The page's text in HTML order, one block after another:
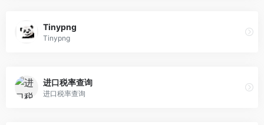
Tinypng
Tinypng
进口税率查询
进口税率查询